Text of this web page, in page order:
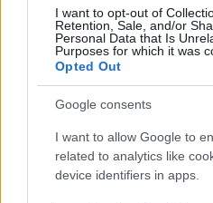
I want to opt-out of
Retention, Sale, and/or
Personal Data that Is
Purposes for which it was
Opted Out
Google consents
I want to allow Google to
related to analytics like
device identifiers in apps.
czternastkach;
czternastki; czternastko;
ZGŁOŚ POPRAWKĘ
Pozostały wątpliwości?
Zobacz, co zyskują